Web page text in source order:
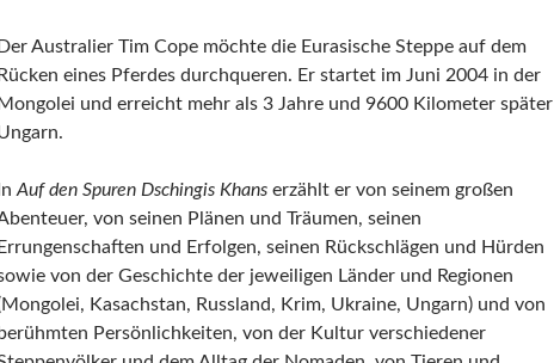
Der Australier Tim Cope möchte die Eurasische Steppe auf dem
Rücken eines Pferdes durchqueren. Er startet im Juni 2004 in der
Mongolei und erreicht mehr als 3 Jahre und 9600 Kilometer später
In Auf den Spuren Dschingis Khans erzählt er von seinem großen
von seinen Plänen und Träumen, seinen
Errungenschaften und Erfolgen, seinen Rückschlägen und Hürden
von der Geschichte der jeweiligen Länder und Regionen
Kasachstan, Russland, Krim, Ukraine, Ungarn) und von
berühmten Persönlichkeiten, von der Kultur verschiedener